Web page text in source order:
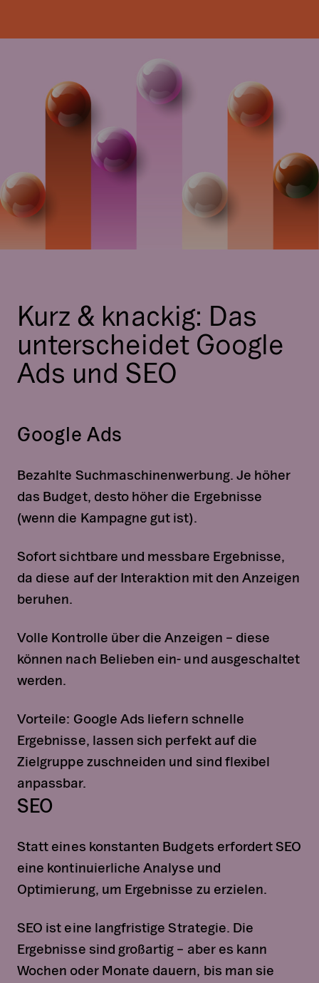
Kurz & knackig: Das
unterscheidet Google
Ads und SEO
Google Ads
Bezahlte Suchmaschinenwerbung. Je höher
das Budget, desto höher die Ergebnisse
(wenn die Kampagne gut ist).
Sofort sichtbare und messbare Ergebnisse,
da diese auf der Interaktion mit den Anzeigen
beruhen.
Volle Kontrolle über die Anzeigen – diese
können nach Belieben ein- und ausgeschaltet
werden.
Vorteile: Google Ads liefern schnelle
Ergebnisse, lassen sich perfekt auf die
Zielgruppe zuschneiden und sind flexibel
anpassbar.
SEO
Statt eines konstanten Budgets erfordert SEO
eine kontinuierliche Analyse und
Optimierung, um Ergebnisse zu erzielen.
SEO ist eine langfristige Strategie. Die
Ergebnisse sind großartig – aber es kann
Wochen oder Monate dauern, bis man sie